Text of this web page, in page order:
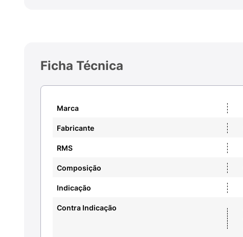
Ficha Técnica
Marca
Fabricante
RMS
Composição
Indicação
Contra Indicação